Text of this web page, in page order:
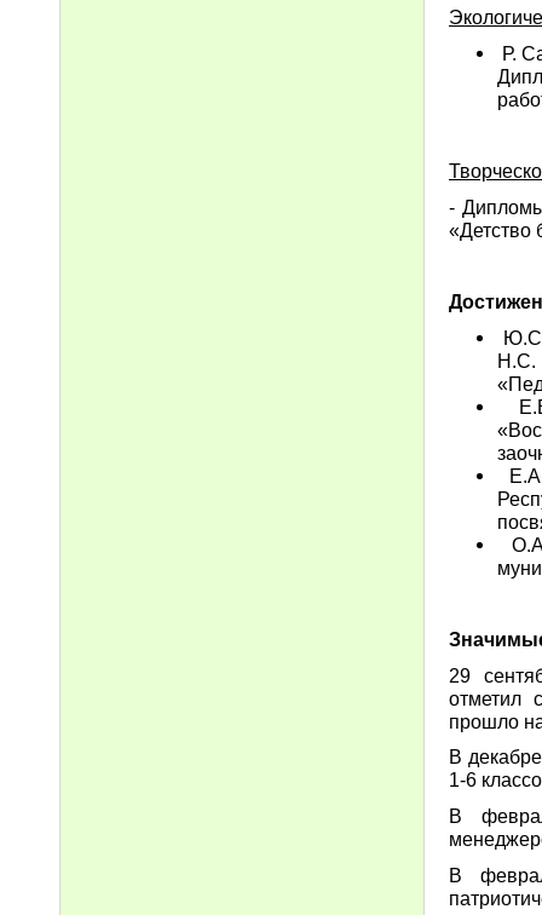
Р.
-
«Детство
Ю.С.
Н.С.
29
отметил
прошло
В
1-6
В
В